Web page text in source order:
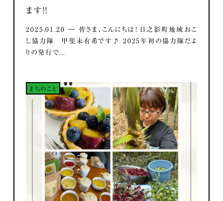
ます！！
2025.01.20 ― 皆さま、こんにちは！ 日之影町地域おこ
し協力隊 甲斐未有希です♪ 2025年初の協力隊だよ
りの発行で...
まちのこと